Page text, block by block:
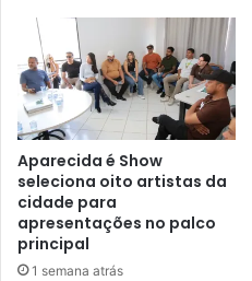
Aparecida é Show
seleciona oito artistas da
cidade para
apresentações no palco
principal
1 semana atrás